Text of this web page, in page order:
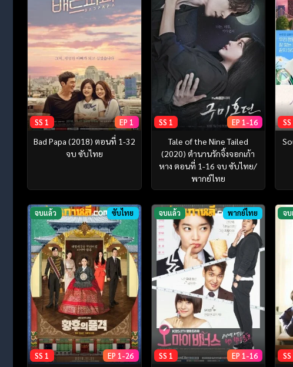
SS 1 EP 1
Bad Papa (2018) ตอนที่ 1-32
จบ ซับไทย
SS 1 EP 1-16
Tale of the Nine Tailed
(2020) ตำนานรักจิ้งจอกเก้า
หาง ตอนที่ 1-16 จบ ซับไทย/
พากย์ไทย
จบแล้ว ซับไทย
SS 1 EP 1-26
จบแล้ว พากย์ไทย
SS 1 EP 1-16
จ
SS